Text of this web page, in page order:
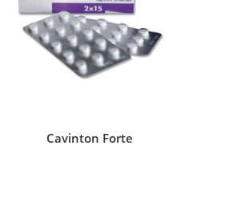
Cavinton Forte